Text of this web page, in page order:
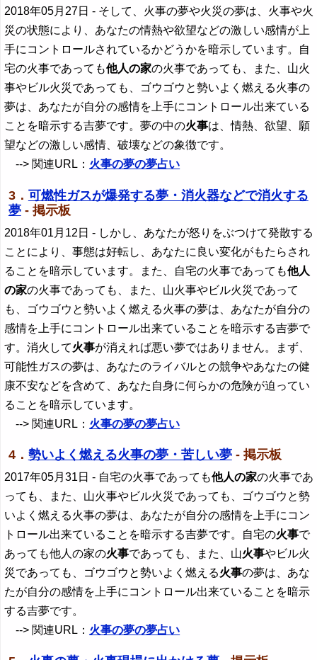
2018年05月27日 - そして、火事の夢や火災の夢は、火事や火
災の状態により、あなたの情熱や欲望などの激しい感情が上
手にコントロールされているかどうかを暗示しています。自
宅の火事であっても他人の家の火事であっても、また、山火
事やビル火災であっても、ゴウゴウと勢いよく燃える火事の
夢は、あなたが自分の感情を上手にコントロール出来ている
ことを暗示する吉夢です。夢の中の火事は、情熱、欲望、願
望などの激しい感情、破壊などの象徴です。
--> 関連URL： 火事の夢の夢占い
3． 可燃性ガスが爆発する夢・消火器などで消火する
夢- 掲示板
2018年01月12日 - しかし、あなたが怒りをぶつけて発散する
ことにより、事態は好転し、あなたに良い変化がもたらされ
ることを暗示しています。また、自宅の火事であっても他人
の家の火事であっても、また、山火事やビル火災であって
も、ゴウゴウと勢いよく燃える火事の夢は、あなたが自分の
感情を上手にコントロール出来ていることを暗示する吉夢で
す。消火して火事が消えれば悪い夢ではありません。まず、
可能性ガスの夢は、あなたのライバルとの競争やあなたの健
康不安などを含めて、あなた自身に何らかの危険が迫ってい
ることを暗示しています。
--> 関連URL： 火事の夢の夢占い
4． 勢いよく燃える火事の夢・苦しい夢- 掲示板
2017年05月31日 - 自宅の火事であっても他人の家の火事であ
っても、また、山火事やビル火災であっても、ゴウゴウと勢
いよく燃える火事の夢は、あなたが自分の感情を上手にコン
トロール出来ていることを暗示する吉夢です。自宅の火事で
あっても他人の家の火事であっても、また、山火事やビル火
災であっても、ゴウゴウと勢いよく燃える火事の夢は、あな
たが自分の感情を上手にコントロール出来ていることを暗示
する吉夢です。
--> 関連URL： 火事の夢の夢占い